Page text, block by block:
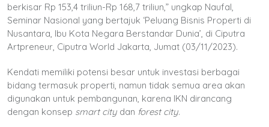
berkisar Rp 153,4 triliun-Rp 168,7 triliun,” ungkap Naufal,
Seminar Nasional yang bertajuk ‘Peluang Bisnis Properti di
Nusantara, Ibu Kota Negara Berstandar Dunia’, di Ciputra
Artpreneur, Ciputra World Jakarta, Jumat (03/11/2023).
Kendati memiliki potensi besar untuk investasi berbagai
bidang termasuk properti, namun tidak semua area akan
digunakan untuk pembangunan, karena IKN dirancang
dengan konsep smart city dan forest city.